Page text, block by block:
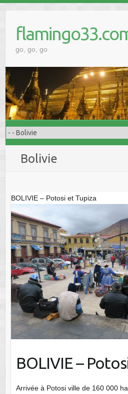
content
go, go, go
Bolivie
BOLIVIE – Potosi et Tupiza
BOLIVIE –
Arrivée à Potosi ville de 160 000